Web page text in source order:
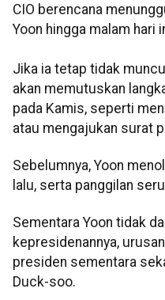
CIO berencana
Yoon hingga malam hari
Jika ia tetap tidak
akan memutuskan
pada Kamis, seperti
atau mengajukan surat
Sebelumnya, Yoon
lalu, serta panggilan
Sementara Yoon tidak
kepresidenannya,
presiden sementara
Duck-soo.